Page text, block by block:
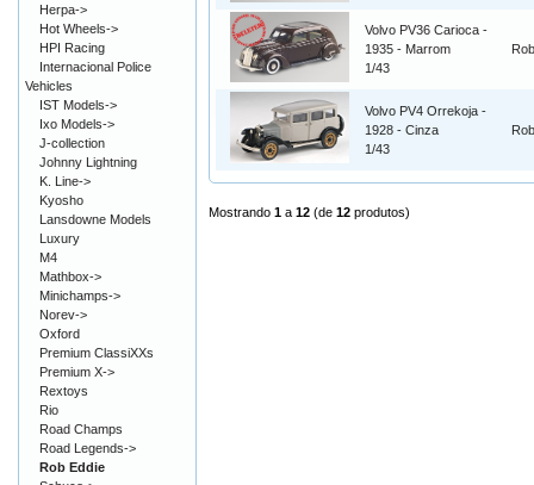
Volvo PV36 Carioca -
1935 - Marrom
1/43
Volvo PV4 Orrekoja -
1928 - Cinza
1/43
Mostrando 1 a 12 (de 12 produtos)
Herpa->
Hot Wheels->
HPI Racing
Internacional Police
Vehicles
IST Models->
Ixo Models->
J-collection
Johnny Lightning
K. Line->
Kyosho
Lansdowne Models
Luxury
M4
Mathbox->
Minichamps->
Norev->
Oxford
Premium ClassiXXs
Premium X->
Rextoys
Rio
Road Champs
Road Legends->
Rob Eddie